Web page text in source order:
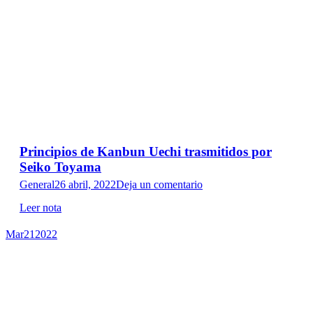
Principios de Kanbun Uechi trasmitidos por
Seiko Toyama
General26 abril, 2022Deja un comentario
Leer nota
Mar212022